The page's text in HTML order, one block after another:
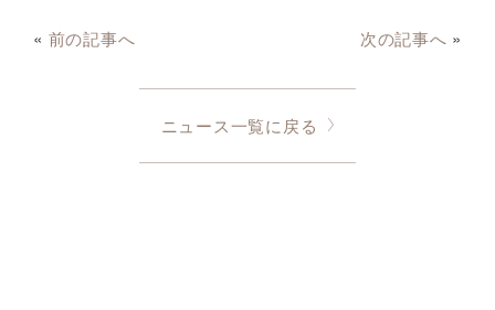
« 前の記事へ 次の記事へ »
ニュース一覧に戻る